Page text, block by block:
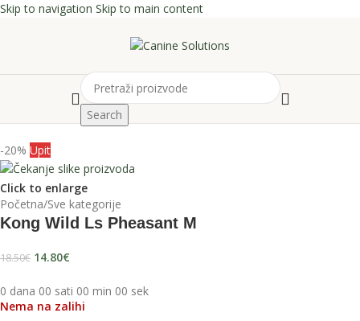
Skip to navigation Skip to main content
Search
-20% Upit
Click to enlarge
Početna/Sve kategorije
Kong Wild Ls Pheasant M
18.50€ 14.80€
0 dana 00 sati 00 min 00 sek
Nema na zalihi